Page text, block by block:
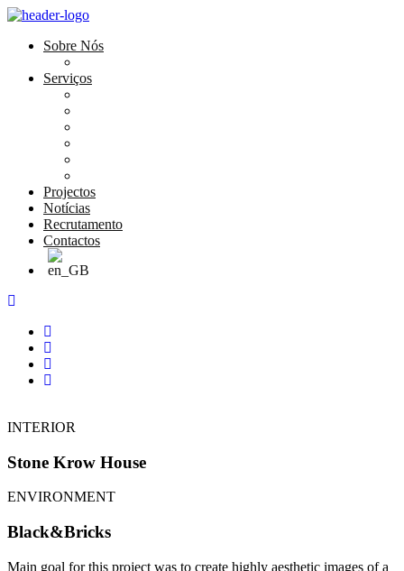
Sobre Nós
Serviços
Projectos
Notícias
Recrutamento
Contactos
INTERIOR
Stone Krow House
ENVIRONMENT
Black&Bricks
Main goal for this project was to create highly aesthetic images of a